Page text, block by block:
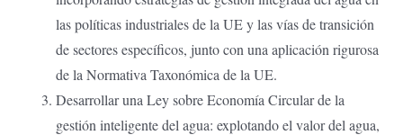
las políticas industriales de la UE y las vías de transición
de sectores específicos, junto con una aplicación rigurosa
de la Normativa Taxonómica de la UE.
Desarrollar una Ley sobre Economía Circular de la
gestión inteligente del agua: explotando el valor del agua,